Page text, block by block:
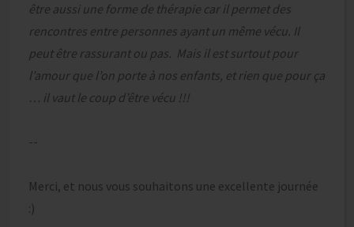
être aussi une forme de thérapie car il permet des
rencontres entre personnes ayant un même vécu. Il
peut être rassurant ou pas. Mais il est surtout pour
l’amour que l’on porte à nos enfants, et rien que pour ça
… il vaut le coup d’être vécu !!!
--
Merci, et nous vous souhaitons une excellente journée
:)